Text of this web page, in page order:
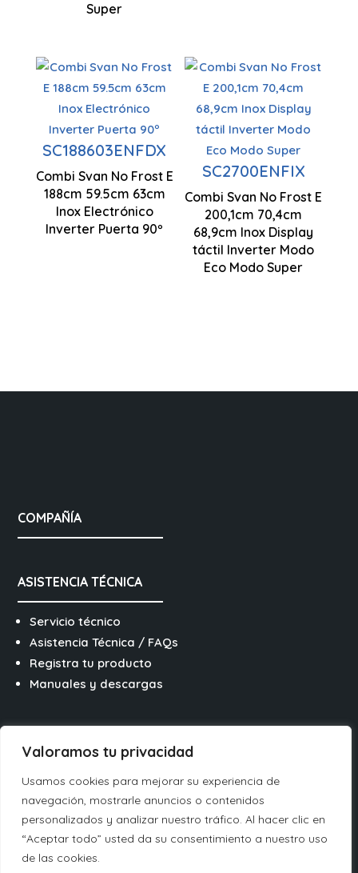
Valoramos tu privacidad
Usamos cookies para mejorar su experiencia de
navegación, mostrarle anuncios o contenidos
personalizados y analizar nuestro tráfico. Al hacer clic en
“Aceptar todo” usted da su consentimiento a nuestro uso
de las cookies.
Super
SC188603ENFDX
Combi Svan No Frost E
188cm 59.5cm 63cm
Inox Electrónico
Inverter Puerta 90º
No Frost
Motor
Inverter
Control
Electrónico
Cajón Fresh
Converted
1880 x 595
x 630 mm
SC2700ENFIX
Combi Svan No Frost E
200,1cm 70,4cm
68,9cm Inox Display
táctil Inverter Modo
Eco Modo Super
Tecnología
No Frost
Ventilación
Multi Air
Flow
Motor
Inverter
COMPAÑÍA
ASISTENCIA TÉCNICA
Servicio técnico
Asistencia Técnica / FAQs
Registra tu producto
Manuales y descargas